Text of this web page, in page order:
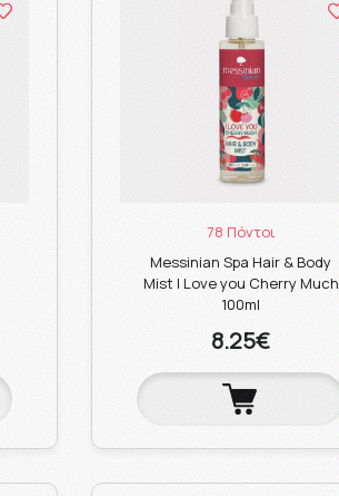
78 Πόντοι
Messinian Spa Hair & Body
Mist I Love you Cherry Much
100ml
8.25€